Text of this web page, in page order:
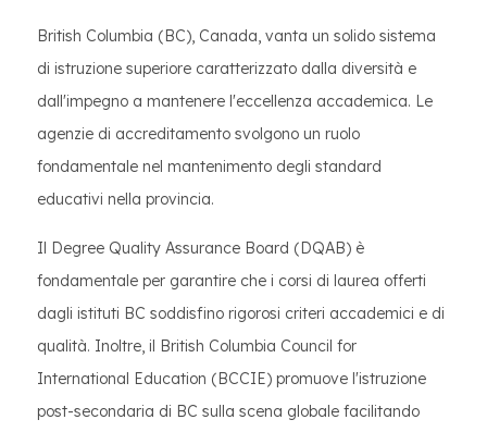
British Columbia (BC), Canada, vanta un solido sistema
di istruzione superiore caratterizzato dalla diversità e
dall'impegno a mantenere l'eccellenza accademica. Le
agenzie di accreditamento svolgono un ruolo
fondamentale nel mantenimento degli standard
educativi nella provincia.
Il Degree Quality Assurance Board (DQAB) è
fondamentale per garantire che i corsi di laurea offerti
dagli istituti BC soddisfino rigorosi criteri accademici e di
qualità. Inoltre, il British Columbia Council for
International Education (BCCIE) promuove l'istruzione
post-secondaria di BC sulla scena globale facilitando